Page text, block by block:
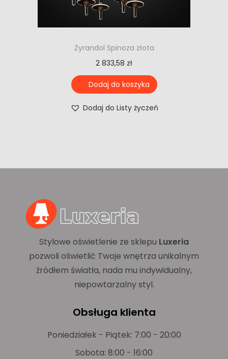
Żyrandol Spinoza złota
2 833,58 zł
Dodaj do koszyka
Dodaj do Listy życzeń
Stylowe oświetlenie ze sklepu Luxeria
pozwoli oświetlić Twoje wnętrza unikalnym
źródłem światła, nada mu indywidualny,
niepowtarzalny styl.
Obsługa klienta
Poniedziałek - Piątek: 7:00 - 20:00
Sobota: 8:00 - 16:00